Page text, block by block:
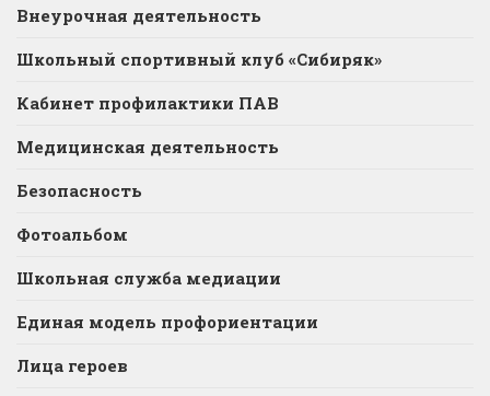
Внеурочная деятельность
Школьный спортивный клуб «Сибиряк»
Кабинет профилактики ПАВ
Медицинская деятельность
Безопасность
Фотоальбом
Школьная служба медиации
Единая модель профориентации
Лица героев